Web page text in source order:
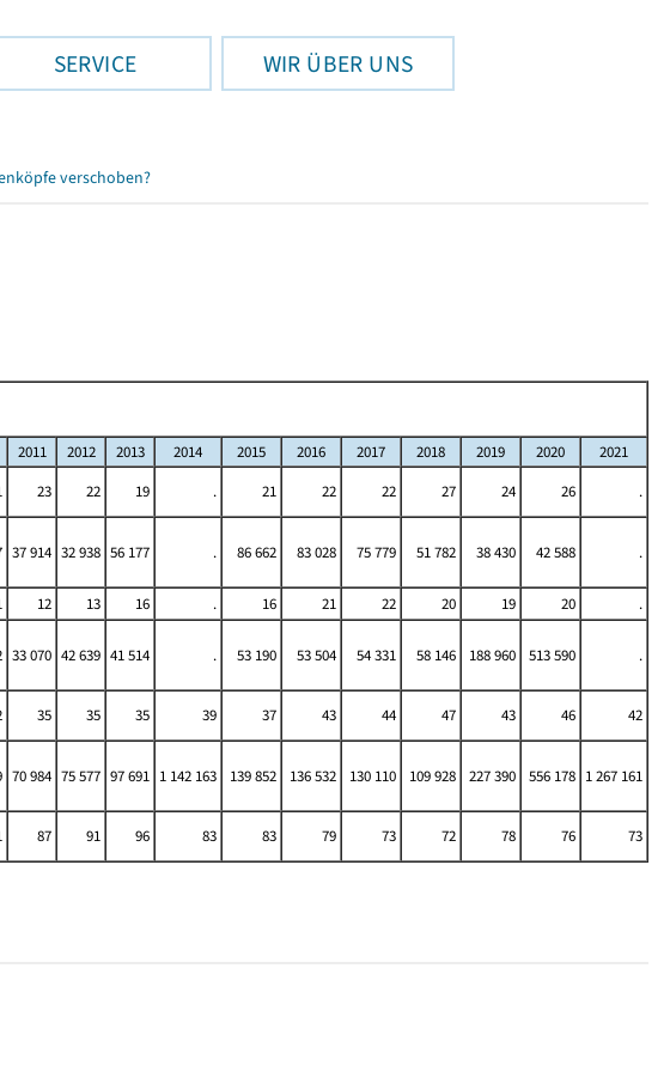
SERVICE WIR ÜBER UNS
verschoben?
2011 2012 2013 2014 2015 2016 2017 2018 2019 2020
2021
23 22 19 . 21 22 22 27 24 26
.
37 914 32 938 56 177 . 86 662 83 028 75 779 51 782 38 430 42 588 .
12 13 16 . 16 21 22 20 19 20
.
33 070 42 639 41 514 . 53 190 53 504 54 331 58 146 188 960 513 590 .
35 35 35 39 37 43 44 47 43 46
42
70 984 75 577 97 691 1 142 163 139 852 136 532 130 110 109 928 227 390 556 178 1 267 161
87 91 96 83 83 79 73 72 78 76 73